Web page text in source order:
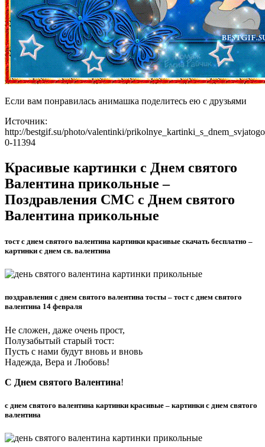
Если вам понравилась анимашка поделитесь ею с друзьями
Источник:
http://bestgif.su/photo/valentinki/
0-11394
Красивые картинки с Днем святого
Валентина прикольные –
Поздравления СМС с Днем святого
Валентина прикольные
тост с днем святого валентина картинки красивые скачать бесплатно –
картинки с днем св. валентина
поздравления с днем святого валентина тосты – тост с днем святого
валентина 14 февраля
Не сложен, даже очень прост,
Полузабытый старый тост:
Пусть с нами будут вновь и вновь
Надежда, Вера и Любовь!
С Днем святого Валентина!
с днем святого валентина картинки красивые – картинки с днем святого
валентина